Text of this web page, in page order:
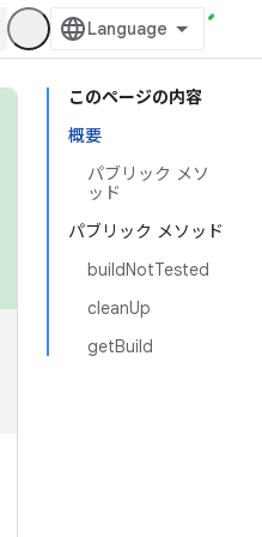
このページの内容
概要
パブリック メソ
ッド
パブリック メソッド
buildNotTested
cleanUp
getBuild